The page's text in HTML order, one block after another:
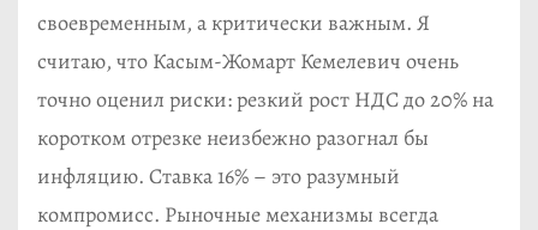
своевременным, а критически важным. Я
считаю, что Касым-Жомарт Кемелевич очень
точно оценил риски: резкий рост НДС до 20% на
коротком отрезке неизбежно разогнал бы
инфляцию. Ставка 16% – это разумный
компромисс. Рыночные механизмы всегда